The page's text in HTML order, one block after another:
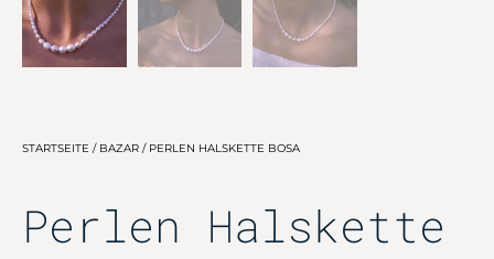
STARTSEITE / BAZAR / PERLEN HALSKETTE BOSA
Perlen Halskette